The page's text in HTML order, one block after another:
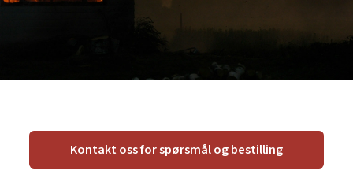
Kontakt oss for spørsmål og bestilling